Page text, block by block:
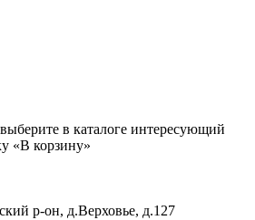
в каталоге интересующий
«В корзину»
р-он, д.Верховье, д.127